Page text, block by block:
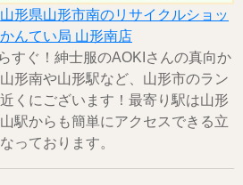
形県山形市南のリサイクルショッ
んてい局 山形南店
すぐ！紳士服のAOKIさんの真向か
形南や山形駅など、山形市のラン
くにございます！最寄り駅は山形
駅からも簡単にアクセスできる立
っております。